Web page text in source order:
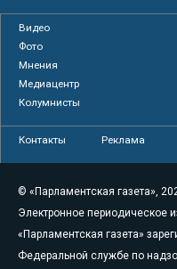
Видео
Фото
Мнения
Медиацентр
Колумнисты
Контакты Реклама
© «Парламентская газета»,
Электронное периодическое
«Парламентская газета»
Федеральной службе по